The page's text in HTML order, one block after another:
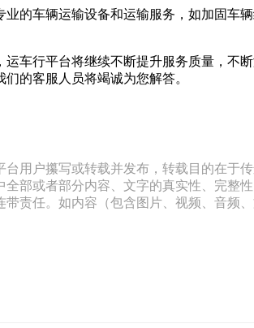
业的车辆运输设备和运输服务，如加固车
运车行平台将继续不断提升服务质量，不
的客服人员将竭诚为您解答。
台用户攥写或转载并发布，转载目的在于
全部或者部分内容、文字的真实性、完整
带责任。如内容（包含图片、视频、音频